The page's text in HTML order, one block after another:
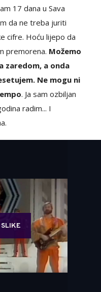
17 dana u Sava
da ne treba juriti
cifre. Hoću lijepo da
premorena. Možemo
zaredom, a onda
Ne mogu ni
. Ja sam ozbiljan
radim... I